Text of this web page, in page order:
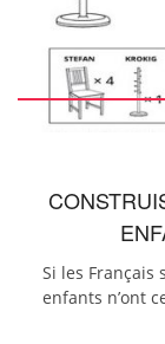
Si les Français
enfants n’ont